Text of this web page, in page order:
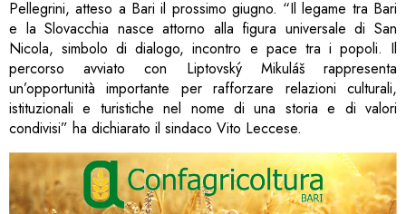
Pellegrini, atteso a Bari il prossimo giugno. “Il legame tra Bari
e la Slovacchia nasce attorno alla figura universale di San
Nicola, simbolo di dialogo, incontro e pace tra i popoli. Il
percorso avviato con Liptovský Mikuláš rappresenta
un’opportunità importante per rafforzare relazioni culturali,
istituzionali e turistiche nel nome di una storia e di valori
condivisi” ha dichiarato il sindaco Vito Leccese.